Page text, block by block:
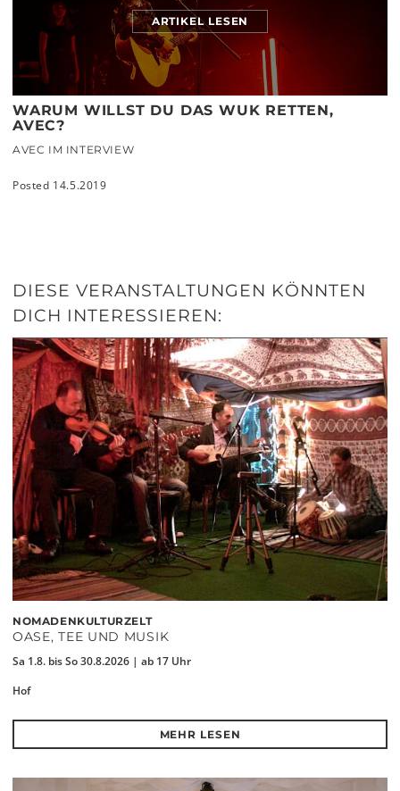
ARTIKEL LESEN
WARUM WILLST DU DAS WUK RETTEN,
AVEC?
AVEC IM INTERVIEW
Posted 14.5.2019
DIESE VERANSTALTUNGEN KÖNNTEN
DICH INTERESSIEREN:
NOMADENKULTURZELT
OASE, TEE UND MUSIK
Sa 1.8. bis So 30.8.2026 | ab 17 Uhr
Hof
MEHR LESEN